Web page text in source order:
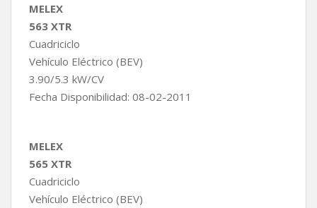
MELEX
563 XTR
Cuadriciclo
Vehículo Eléctrico (BEV)
3.90/5.3 kW/CV
Fecha Disponibilidad: 08-02-2011
MELEX
565 XTR
Cuadriciclo
Vehículo Eléctrico (BEV)